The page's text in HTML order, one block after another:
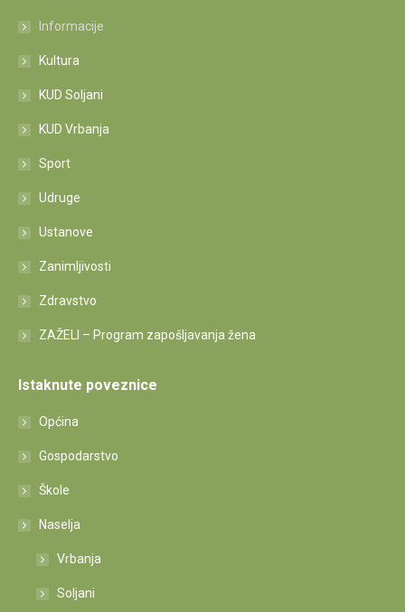
Informacije
Kultura
KUD Soljani
KUD Vrbanja
Sport
Udruge
Ustanove
Zanimljivosti
Zdravstvo
ZAŽELI – Program zapošljavanja žena
Istaknute poveznice
Općina
Gospodarstvo
Škole
Naselja
Vrbanja
Soljani